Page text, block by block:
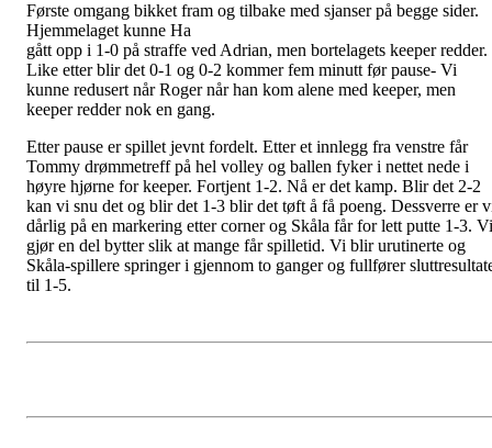
Første omgang bikket fram og tilbake med sjanser på begge sider.
Hjemmelaget kunne Ha
gått opp i 1-0 på straffe ved Adrian, men bortelagets keeper redder.
Like etter blir det 0-1 og 0-2 kommer fem minutt før pause- Vi
kunne redusert når Roger når han kom alene med keeper, men
keeper redder nok en gang.
Etter pause er spillet jevnt fordelt. Etter et innlegg fra venstre får
Tommy drømmetreff på hel volley og ballen fyker i nettet nede i
høyre hjørne for keeper. Fortjent 1-2. Nå er det kamp. Blir det 2-2
kan vi snu det og blir det 1-3 blir det tøft å få poeng. Dessverre er
dårlig på en markering etter corner og Skåla får for lett putte 1-3. Vi
gjør en del bytter slik at mange får spilletid. Vi blir urutinerte og
Skåla-spillere springer i gjennom to ganger og fullfører
til 1-5.